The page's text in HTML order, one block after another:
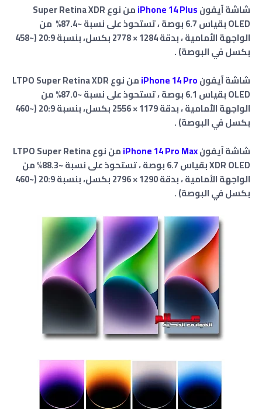
شاشة آيفونiPhone 14 Plus
من نوع Super Retina XDR
OLED بقياس 6.7 بوصة ، تستحوذ على نسبة ~87.4% من
الواجهة الأمامية ، بدقة 1284 × 2778 بكسل، بنسبة 20:9 (~458
بكسل في البوصة) .
شاشة آيفونiPhone 14 Pro
من نوع LTPO Super Retina XDR
OLED بقياس 6.1 بوصة ، تستحوذ على نسبة ~87.0% من
الواجهة الأمامية ، بدقة 1179 × 2556 بكسل، بنسبة 20:9 (~460
بكسل في البوصة) .
شاشة آيفونiPhone 14 Pro Max
من نوع LTPO Super Retina
XDR OLED بقياس 6.7 بوصة ، تستحوذ على نسبة ~88.3% من
الواجهة الأمامية ، بدقة 1290 × 2796 بكسل، بنسبة 20:9 (~460
بكسل في البوصة) .